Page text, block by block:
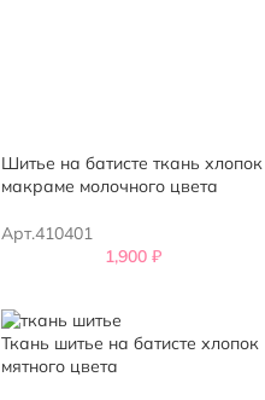
Шитье на батисте ткань хлопок
макраме молочного цвета
Арт.410401
1,900 ₽
Ткань шитье на батисте хлопок
мятного цвета